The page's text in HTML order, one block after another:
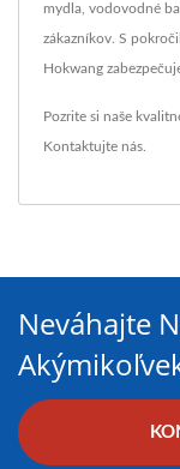
mydla, vodovodné
zákazníkov. S
Hokwang
Pozrite si naše
Kontaktujte nás
Neváhajte